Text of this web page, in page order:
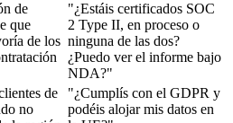
de
que
de los
"¿Estáis certificados SOC
2 Type II, en proceso o
ninguna de las dos?
¿Puedo ver el informe bajo
NDA?"
de
no
"¿Cumplís con el GDPR y
podéis alojar mis datos en